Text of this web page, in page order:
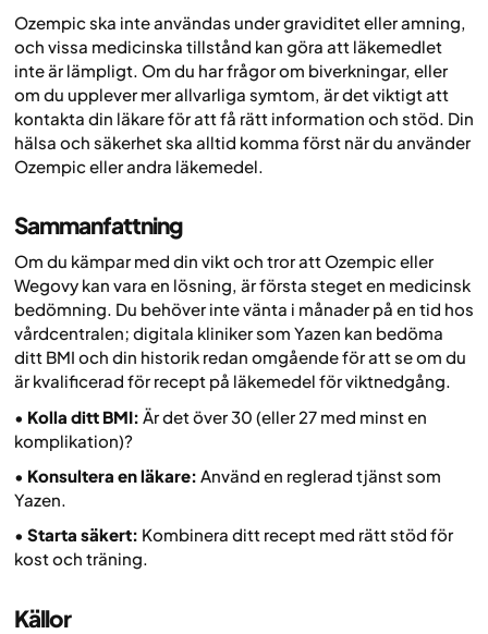
Ozempic ska inte användas under graviditet eller amning,
och vissa medicinska tillstånd kan göra att läkemedlet
inte är lämpligt. Om du har frågor om biverkningar, eller
om du upplever mer allvarliga symtom, är det viktigt att
kontakta din läkare för att få rätt information och stöd. Din
hälsa och säkerhet ska alltid komma först när du använder
Ozempic eller andra läkemedel.
Sammanfattning
Om du kämpar med din vikt och tror att Ozempic eller
Wegovy kan vara en lösning, är första steget en medicinsk
bedömning. Du behöver inte vänta i månader på en tid hos
vårdcentralen; digitala kliniker som Yazen kan bedöma
ditt BMI och din historik redan omgående för att se om du
är kvalificerad för recept på läkemedel för viktnedgång.
• Kolla ditt BMI: Är det över 30 (eller 27 med minst en
komplikation)?
• Konsultera en läkare: Använd en reglerad tjänst som
Yazen.
• Starta säkert: Kombinera ditt recept med rätt stöd för
kost och träning.
Källor